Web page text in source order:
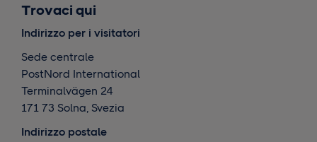
Trovaci qui
Indirizzo per i visitatori
Sede centrale
PostNord International
Terminalvägen 24
171 73 Solna, Svezia
Indirizzo postale